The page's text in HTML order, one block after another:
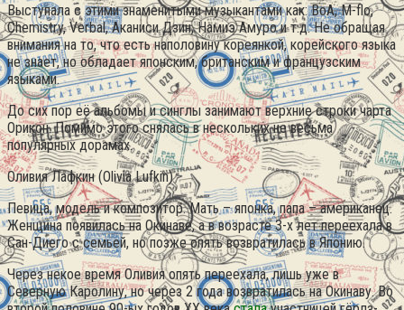
Выступала с этими знаменитыми музыкантами как: BoA, M-flo,
Chemistry, Verbal, Аканиси Дзин, Намиэ Амуро и т.д. Не обращая
внимания на то, что есть наполовину кореянкой, корейского языка
не знает, но обладает японским, британским и французским
языками.
До сих пор её альбомы и синглы занимают верхние строки чарта
Орикон. Помимо этого снялась в нескольких не весьма
популярных дорамах.
Оливия Лафкин (Olivia Lufkin)
Певица, модель и композитор. Мать – японка, папа – американец.
Женщина появилась на Окинаве, а в возрасте 3-х лет переехала в
Сан-Диего с семьей, но позже опять возвратилась в Японию.
Через некое время Оливия опять переехала, лишь уже в
Северную Каролину, но через 2 года возвратилась на Окинаву. Во